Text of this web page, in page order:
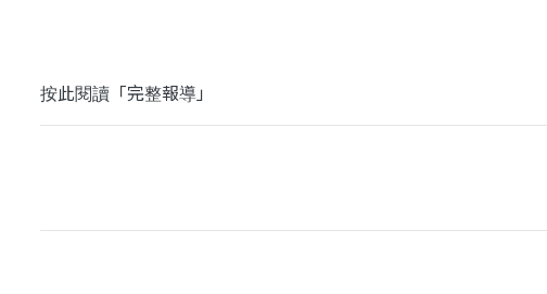
按此閱讀「完整報導」